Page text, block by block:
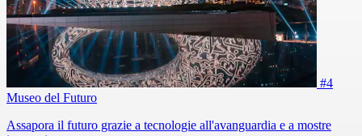
#4
Museo del Futuro
Assapora il futuro grazie a tecnologie all'avanguardia e a mostre